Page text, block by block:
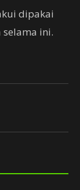
dipakai
ini.